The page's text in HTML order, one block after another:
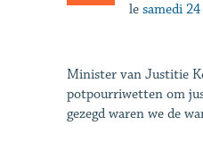
le samedi
Minister van Justitie
potpourriwetten om
gezegd waren we de